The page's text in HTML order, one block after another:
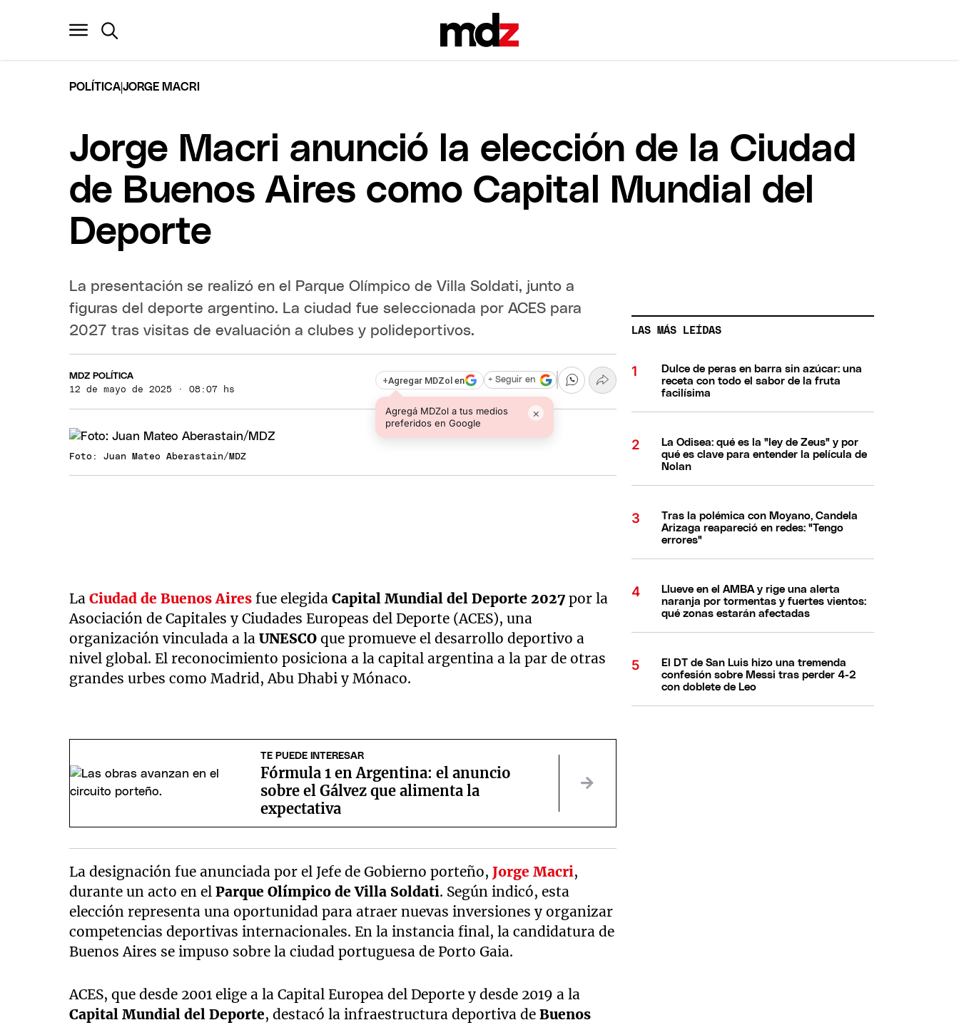
POLÍTICA|JORGE MACRI
Jorge Macri anunció la elección de la Ciudad
de Buenos Aires como Capital Mundial del
Deporte
La presentación se realizó en el Parque Olímpico de Villa Soldati, junto a
figuras del deporte argentino. La ciudad fue seleccionada por ACES para
2027 tras visitas de evaluación a clubes y polideportivos.
MDZ POLÍTICA
12 de mayo de 2025 · 08:07 hs
+Agregar MDZol en
Agregá MDZol a tus medios
preferidos en Google
×
+ Seguir en
Foto: Juan Mateo Aberastain/MDZ
LaCiudad de Buenos Aires fue elegida Capital Mundial del Deporte 2027 por la
Asociación de Capitales y Ciudades Europeas del Deporte (ACES), una
organización vinculada a laUNESCO que promueve el desarrollo deportivo a
nivel global. El reconocimiento posiciona a la capital argentina a la par de otras
grandes urbes como Madrid, Abu Dhabi y Mónaco.
TE PUEDE INTERESAR
Fórmula 1 en Argentina: el anuncio
sobre el Gálvez que alimenta la
expectativa
La designación fue anunciada por el Jefe de Gobierno porteño,Jorge Macri,
durante un acto en elParque Olímpico de Villa Soldati. Según indicó, esta
elección representa una oportunidad para atraer nuevas inversiones y organizar
competencias deportivas internacionales. En la instancia final, la candidatura de
Buenos Aires se impuso sobre la ciudad portuguesa de Porto Gaia.
ACES, que desde 2001 elige a la Capital Europea del Deporte y desde 2019 a la
Capital Mundial del Deporte, destacó la infraestructura deportiva deBuenos
LAS MÁS LEÍDAS
Dulce de peras en barra sin azúcar: una
receta con todo el sabor de la fruta
facilísima
La Odisea: qué es la "ley de Zeus" y por
qué es clave para entender la película de
Nolan
Tras la polémica con Moyano, Candela
Arizaga reapareció en redes: "Tengo
errores"
Llueve en el AMBA y rige una alerta
naranja por tormentas y fuertes vientos:
qué zonas estarán afectadas
El DT de San Luis hizo una tremenda
confesión sobre Messi tras perder 4-2
con doblete de Leo